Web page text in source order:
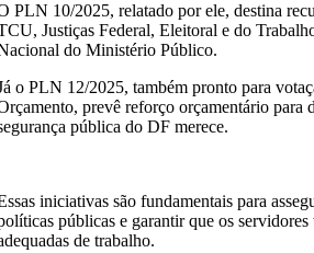
PLN 10/2025, relatado por ele, destina
Justiças Federal, Eleitoral e do
do Ministério Público.
o PLN 12/2025, também pronto para
prevê reforço orçamentário para
pública do DF merece.
iniciativas são fundamentais para
públicas e garantir que os servidores
de trabalho.